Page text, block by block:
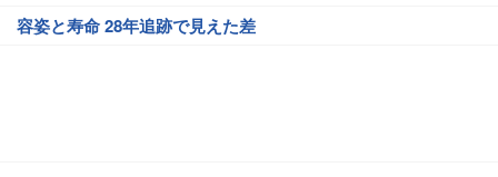
容姿と寿命 28年追跡で見えた差